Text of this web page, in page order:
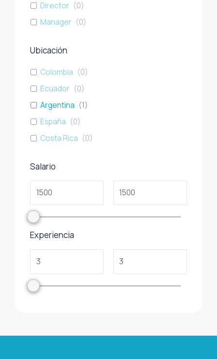
Director (0)
Manager (0)
Ubicación
Colombia (0)
Ecuador (0)
Argentina (1)
España (0)
Costa Rica (0)
Salario
Experiencia